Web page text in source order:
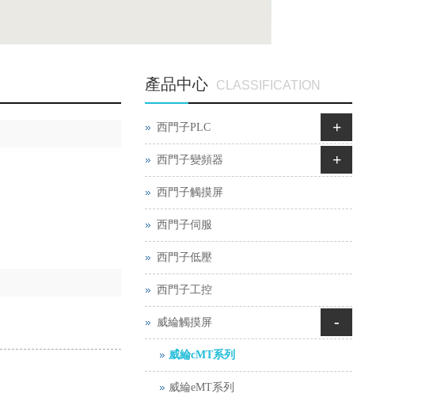
產品中心 CLASSIFICATION
西門子PLC +
西門子變頻器 +
西門子觸摸屏
西門子伺服
西門子低壓
西門子工控
威綸觸摸屏 -
威綸cMT系列
威綸eMT系列